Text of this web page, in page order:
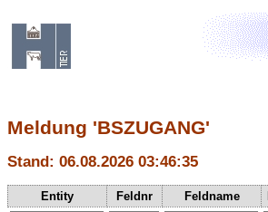
Meldung 'BSZUGANG'
Stand: 06.08.2026 03:46:35
Entity Feldnr Feldname